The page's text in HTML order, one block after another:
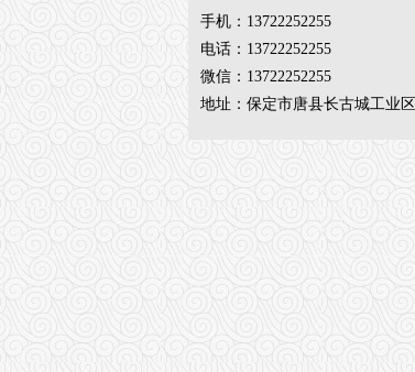
手机：13722252255
电话：13722252255
微信：13722252255
地址：保定市唐县长古城工业区